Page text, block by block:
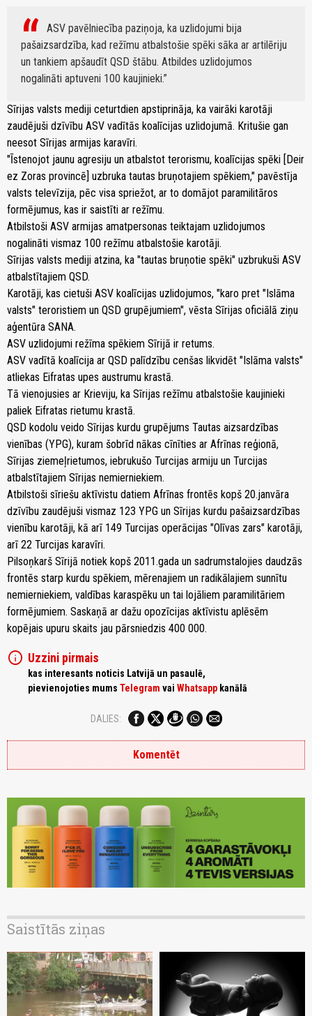
ASV pavēlniecība paziņoja, ka uzlidojumi bija
pašaizsardzība, kad režīmu atbalstošie spēki sāka ar artilēriju
un tankiem apšaudīt QSD štābu. Atbildes uzlidojumos
nogalināti aptuveni 100 kaujinieki.
Sīrijas valsts mediji ceturtdien apstiprināja, ka vairāki karotāji
zaudējuši dzīvību ASV vadītās koalīcijas uzlidojumā. Kritušie gan
neesot Sīrijas armijas karavīri.
"Īstenojot jaunu agresiju un atbalstot terorismu, koalīcijas spēki [Deir
ez Zoras provincē] uzbruka tautas bruņotajiem spēkiem," pavēstīja
valsts televīzija, pēc visa spriežot, ar to domājot paramilitāros
formējumus, kas ir saistīti ar režīmu.
Atbilstoši ASV armijas amatpersonas teiktajam uzlidojumos
nogalināti vismaz 100 režīmu atbalstošie karotāji.
Sīrijas valsts mediji atzina, ka "tautas bruņotie spēki" uzbrukuši ASV
atbalstītajiem QSD.
Karotāji, kas cietuši ASV koalīcijas uzlidojumos, "karo pret "Islāma
valsts" teroristiem un QSD grupējumiem", vēsta Sīrijas oficiālā ziņu
aģentūra SANA.
ASV uzlidojumi režīma spēkiem Sīrijā ir retums.
ASV vadītā koalīcija ar QSD palīdzību cenšas likvidēt "Islāma valsts"
atliekas Eifratas upes austrumu krastā.
Tā vienojusies ar Krieviju, ka Sīrijas režīmu atbalstošie kaujinieki
paliek Eifratas rietumu krastā.
QSD kodolu veido Sīrijas kurdu grupējums Tautas aizsardzības
vienības (YPG), kuram šobrīd nākas cīnīties ar Afrīnas reģionā,
Sīrijas ziemeļrietumos, iebrukušo Turcijas armiju un Turcijas
atbalstītajiem Sīrijas nemierniekiem.
Atbilstoši sīriešu aktīvistu datiem Afrīnas frontēs kopš 20.janvāra
dzīvību zaudējuši vismaz 123 YPG un Sīrijas kurdu pašaizsardzības
vienību karotāji, kā arī 149 Turcijas operācijas "Olīvas zars" karotāji,
arī 22 Turcijas karavīri.
Pilsoņkarš Sīrijā notiek kopš 2011.gada un sadrumstalojies daudzās
frontēs starp kurdu spēkiem, mērenajiem un radikālajiem sunnītu
nemierniekiem, valdības karaspēku un tai lojāliem paramilitāriem
formējumiem. Saskaņā ar dažu opozīcijas aktīvistu aplēsēm
kopējais upuru skaits jau pārsniedzis 400 000.
info Uzzini pirmais
kas interesants noticis Latvijā un pasaulē,
pievienojoties mums Telegram vai Whatsapp kanālā
DALIES:
Komentēt
Saistītās ziņas